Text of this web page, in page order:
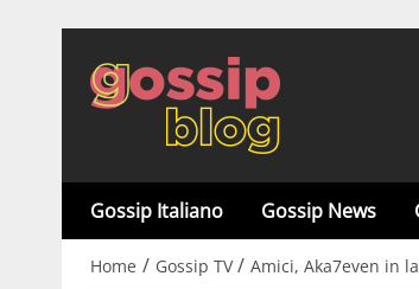
Gossip Italiano Gossip News
Home / Gossip TV / Amici, Aka7even in